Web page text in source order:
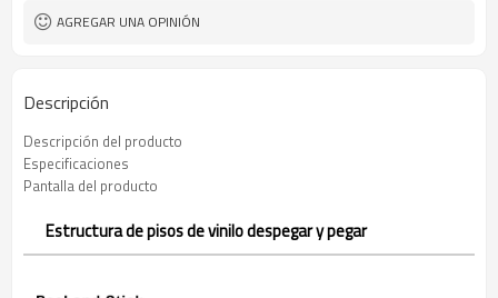
AGREGAR UNA OPINIÓN
Descripción
Descripción del producto
Especificaciones
Pantalla del producto
Estructura de pisos de vinilo despegar y pegar